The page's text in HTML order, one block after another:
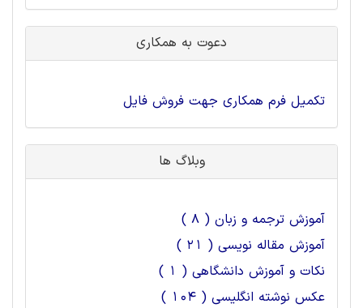
دعوت به همکاری
تکمیل فرم همکاری جهت فروش فایل
وبلاگ ها
آموزش ترجمه و زبان ( 8 )
آموزش مقاله نویسی ( 21 )
نکات و آموزش دانشگاهی ( 1 )
عکس نوشته انگلیسی ( 104 )